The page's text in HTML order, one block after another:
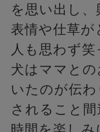
を思い出し
表情や仕草が
人も思わず
犬はママと
いたのが伝
されること